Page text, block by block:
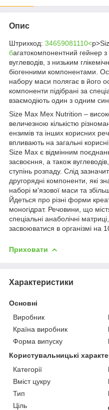
Опис
Штрихкод: 34659081110<
багатокомпонентний гейнер з
вуглеводів, з низьким
біогенними компонентами.
набору маси полягає в його
компоненти підібрані за
взаємодіють один з одним
Size Max Mex Nutrition –
величезною кількістю
ензимів та інших корисних
впливають на загальні
Size Max є відмінним
засвоєння, а також
ступінь розпаду. Слід
другорядні компоненти, які
наборі м'язової маси та
Йдеться про різні форми
моногідрат. Речовини, що
спеціальні анаболічні
засвоюватися в організмі на
Приховати
Характеристики
Основні
Виробник
Країна виробник
Форма випуску
Користувальницькі
Категорії
Вміст цукру
Тип
Ціль